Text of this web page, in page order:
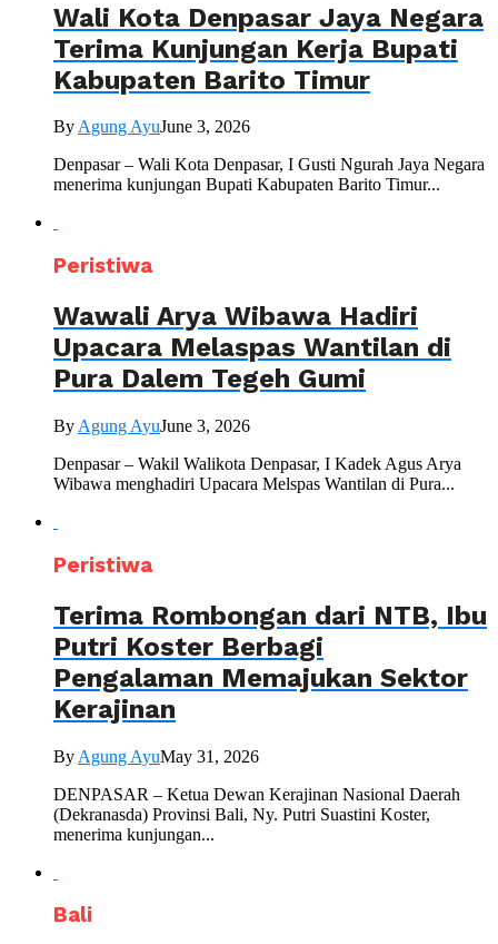
Wali Kota Denpasar Jaya Negara
Terima Kunjungan Kerja Bupati
Kabupaten Barito Timur
ByAgung AyuJune 3, 2026
Denpasar – Wali Kota Denpasar, I Gusti Ngurah Jaya Negara
menerima kunjungan Bupati Kabupaten Barito Timur...
Peristiwa
Wawali Arya Wibawa Hadiri
Upacara Melaspas Wantilan di
Pura Dalem Tegeh Gumi
By Agung AyuJune 3, 2026
Denpasar – Wakil Walikota Denpasar, I Kadek Agus Arya
Wibawa menghadiri Upacara Melspas Wantilan di Pura...
Peristiwa
Terima Rombongan dari NTB, Ibu
Putri Koster Berbagi
Pengalaman Memajukan Sektor
Kerajinan
By Agung AyuMay 31, 2026
DENPASAR – Ketua Dewan Kerajinan Nasional Daerah
(Dekranasda) Provinsi Bali, Ny. Putri Suastini Koster,
menerima kunjungan...
Bali